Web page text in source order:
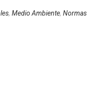
, Medio Ambiente, Normas